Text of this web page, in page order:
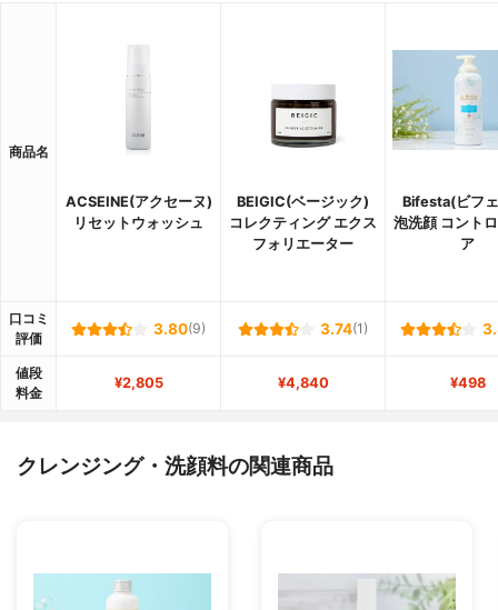
商品名
ACSEINE(アクセーヌ)
リセットウォッシュ
BEIGIC(ベージック)
コレクティング エクス
フォリエーター
Bifesta(ビフ
泡洗顔 コント
ア
口コミ
評価
3.80(9) 3.74(1)
値段
料金
¥2,805 ¥4,840 ¥498
クレンジング・洗顔料の関連商品